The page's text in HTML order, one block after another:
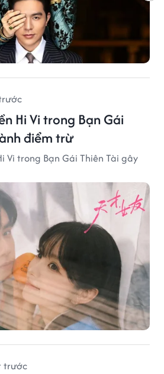
Hi Vi trong Bạn Gái
điểm trừ
Vi trong Bạn Gái Thiên Tài gây
trước